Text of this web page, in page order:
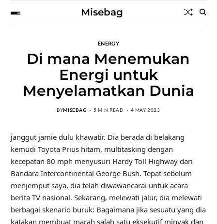
Misebag
ENERGY
Di mana Menemukan
Energi untuk
Menyelamatkan Dunia
BYMISEBAG 5 MIN READ 4 MAY 2023
janggut jamie dulu khawatir. Dia berada di belakang
kemudi Toyota Prius hitam, multitasking dengan
kecepatan 80 mph menyusuri Hardy Toll Highway dari
Bandara Intercontinental George Bush. Tepat sebelum
menjemput saya, dia telah diwawancarai untuk acara
berita TV nasional. Sekarang, melewati jalur, dia melewati
berbagai skenario buruk: Bagaimana jika sesuatu yang dia
katakan membuat marah salah satu eksekutif minyak dan